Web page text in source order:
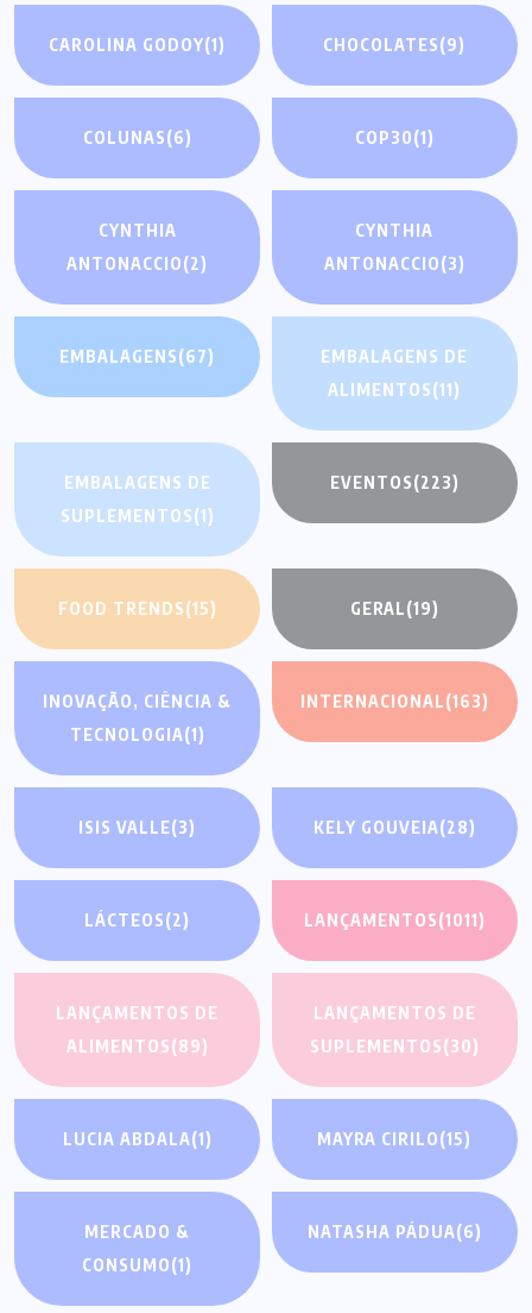
CAROLINA GODOY(1) CHOCOLATES(9)
COLUNAS(6) COP30(1)
CYNTHIA
ANTONACCIO(2)
CYNTHIA
ANTONACCIO(3)
EMBALAGENS(67)
EMBALAGENS DE
ALIMENTOS(11)
EMBALAGENS DE
SUPLEMENTOS(1)
EVENTOS(223)
FOOD TRENDS(15) GERAL(19)
INOVAÇÃO, CIÊNCIA &
TECNOLOGIA(1)
INTERNACIONAL(163)
ISIS VALLE(3) KELY GOUVEIA(28)
LÁCTEOS(2) LANÇAMENTOS(1011)
LANÇAMENTOS DE
ALIMENTOS(89)
LANÇAMENTOS DE
SUPLEMENTOS(30)
LUCIA ABDALA(1) MAYRA CIRILO(15)
MERCADO &
CONSUMO(1)
NATASHA PÁDUA(6)